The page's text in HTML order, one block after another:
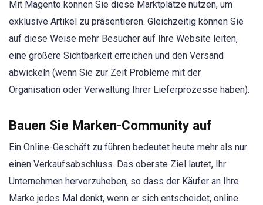
Mit Magento können Sie diese Marktplätze nutzen, um
exklusive Artikel zu präsentieren. Gleichzeitig können Sie
auf diese Weise mehr Besucher auf Ihre Website leiten,
eine größere Sichtbarkeit erreichen und den Versand
abwickeln (wenn Sie zur Zeit Probleme mit der
Organisation oder Verwaltung Ihrer Lieferprozesse haben).
Bauen Sie Marken-Community auf
Ein Online-Geschäft zu führen bedeutet heute mehr als nur
einen Verkaufsabschluss. Das oberste Ziel lautet, Ihr
Unternehmen hervorzuheben, so dass der Käufer an Ihre
Marke jedes Mal denkt, wenn er sich entscheidet, online